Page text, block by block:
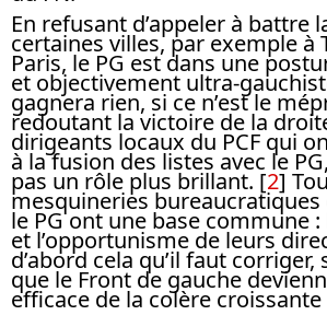
En refusant d’appeler à battre
certaines villes, par exemple à
Paris, le PG est dans une
et objectivement ultra-
gagnera rien, si ce n’est le
redoutant la victoire de la
dirigeants locaux du PCF qui
à la fusion des listes avec le
pas un rôle plus brillant. [2]
mesquineries bureaucratiques
le PG ont une base commune
et l’opportunisme de leurs
d’abord cela qu’il faut
que le Front de gauche
efficace de la colère